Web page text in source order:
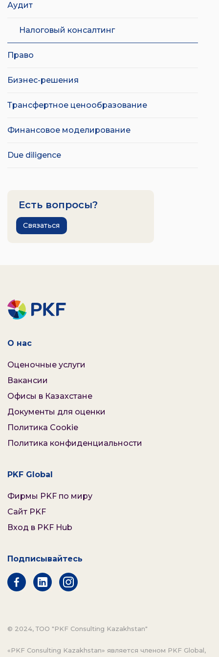
Аудит
Налоговый консалтинг
Право
Бизнес-решения
Трансфертное ценообразование
Финансовое моделирование
Due diligence
Есть вопросы?
Связаться
О нас
Оценочные услуги
Вакансии
Офисы в Казахстане
Документы для оценки
Политика Cookie
Политика конфиденциальности
PKF Global
Фирмы PKF по миру
Сайт PKF
Вход в PKF Hub
Подписывайтесь
© 2024, ТОО "PKF Consulting Kazakhstan"
«PKF Consulting Kazakhstan» является членом PKF Global,